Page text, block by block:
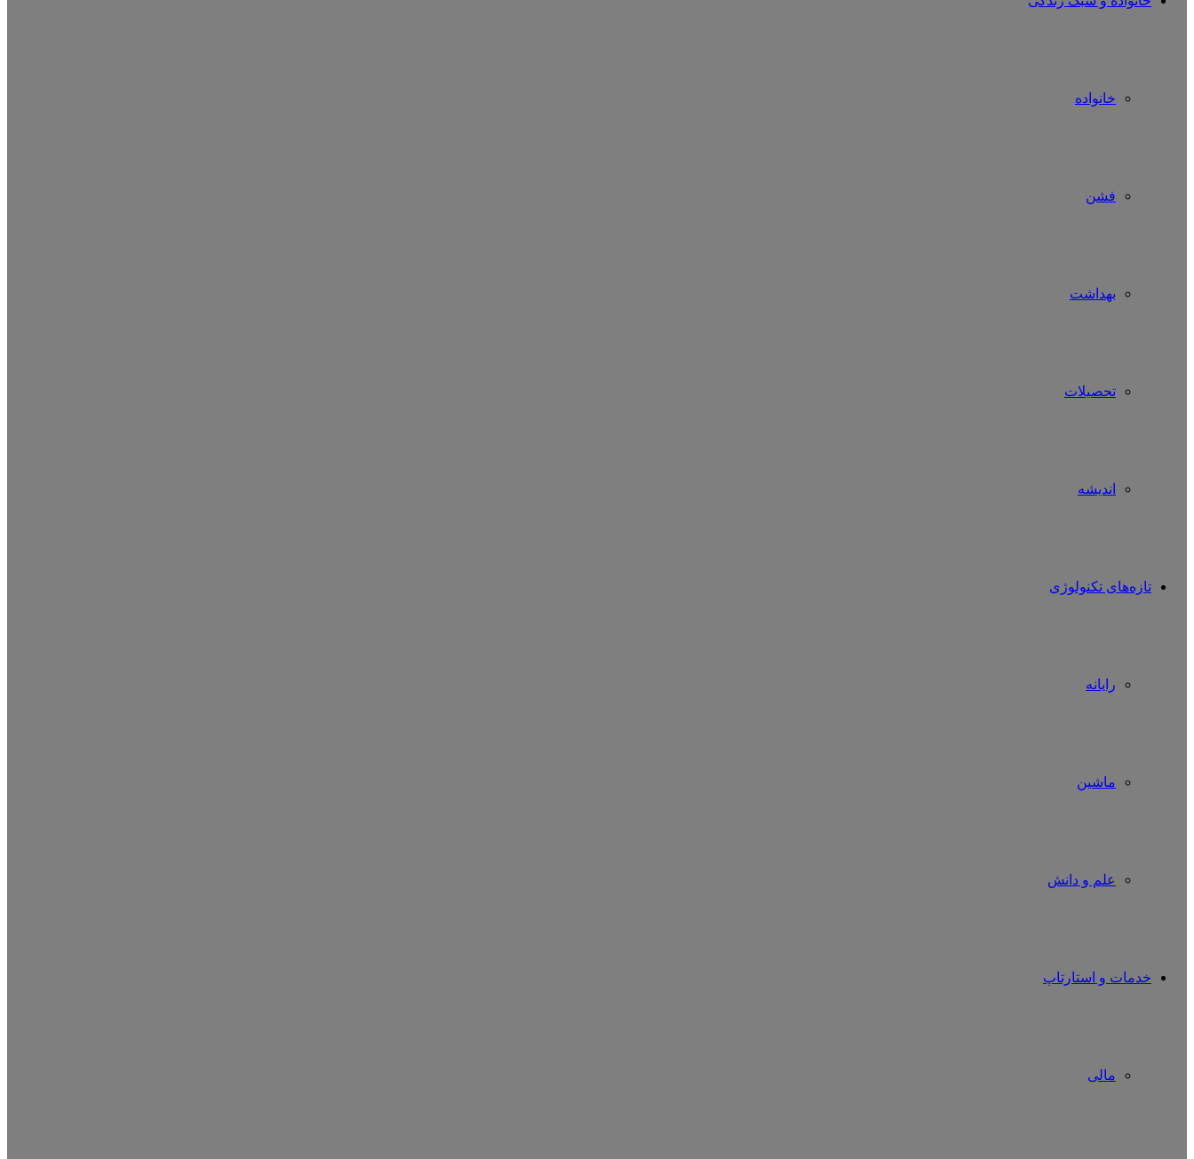
خانواده
فشن
بهداشت
تحصیلات
اندیشه
تازه‌های تکنولوژی
رایانه
ماشین
علم و دانش
خدمات و استارتاپ
مالی